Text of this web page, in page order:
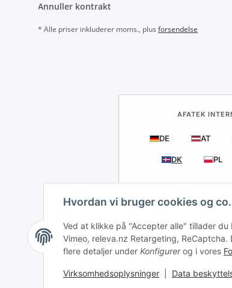
Hvordan vi bruger cookies og co.
Ved at klikke på "Accepter alle" tillader
Vimeo, releva.nz Retargeting,
flere detaljer under Konfigurerog i vores
Virksomhedsoplysninger Data
Annuller kontrakt
* Alle priser inkluderer moms., plus forsendelse
AFATEK
DE AT
DK PL